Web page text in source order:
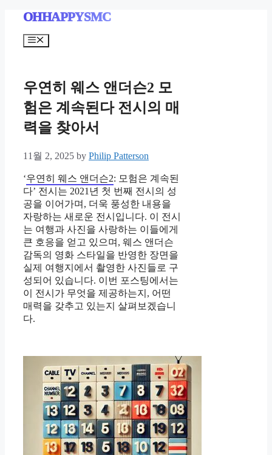
content
OHHAPPYSMC
Menu
우연히 웨스 앤더슨2 모
험은 계속된다 전시의 매
력을 찾아서
11월 2, 2025 by Philip Patterson
‘우연히 웨스 앤더슨2: 모험은 계속된
다’ 전시는 2021년 첫 번째 전시의 성
공을 이어가며, 더욱 풍성한 내용을
자랑하는 새로운 전시입니다. 이 전시
는 여행과 사진을 사랑하는 이들에게
큰 호응을 얻고 있으며, 웨스 앤더슨
감독의 영화 스타일을 반영한 장면을
실제 여행지에서 촬영한 사진들로 구
성되어 있습니다. 이번 포스팅에서는
이 전시가 무엇을 제공하는지, 어떤
매력을 갖추고 있는지 살펴보겠습니
다.